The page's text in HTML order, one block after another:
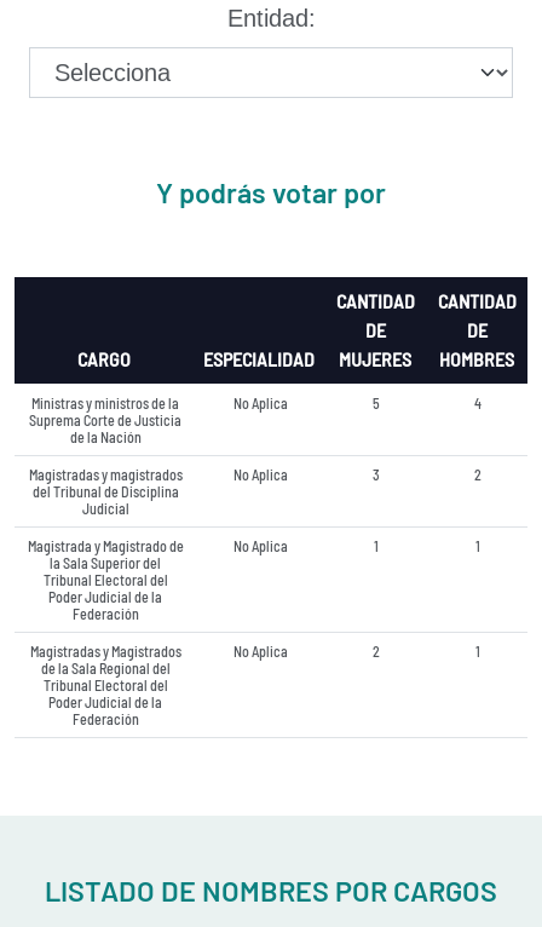
Entidad:
Y podrás votar por
CARGO ESPECIALIDAD
CANTIDAD
DE
MUJERES
CANTIDAD
DE
HOMBRES
Ministras y ministros de la
Suprema Corte de Justicia
de la Nación
No Aplica 5 4
Magistradas y magistrados
del Tribunal de Disciplina
Judicial
No Aplica 3 2
Magistrada y Magistrado de
la Sala Superior del
Tribunal Electoral del
Poder Judicial de la
Federación
No Aplica 1 1
Magistradas y Magistrados
de la Sala Regional del
Tribunal Electoral del
Poder Judicial de la
Federación
No Aplica 2 1
LISTADO DE NOMBRES POR CARGOS